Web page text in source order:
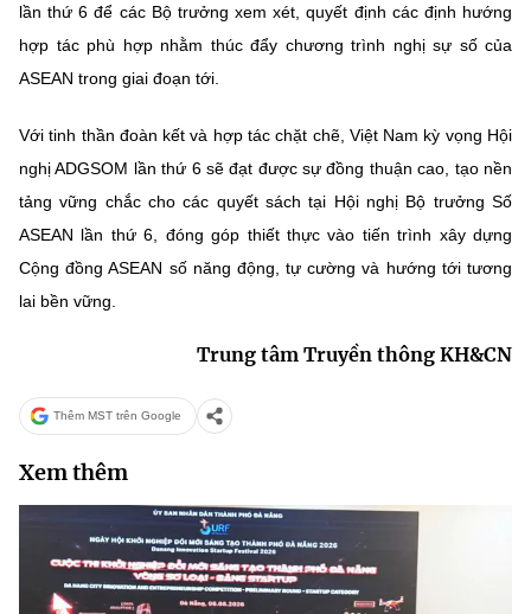
lần thứ 6 để các Bộ trưởng xem xét, quyết định các định hướng
hợp tác phù hợp nhằm thúc đẩy chương trình nghị sự số của
ASEAN trong giai đoạn tới.
Với tinh thần đoàn kết và hợp tác chặt chẽ, Việt Nam kỳ vọng Hội
nghị ADGSOM lần thứ 6 sẽ đạt được sự đồng thuận cao, tạo nền
tảng vững chắc cho các quyết sách tại Hội nghị Bộ trưởng Số
ASEAN lần thứ 6, đóng góp thiết thực vào tiến trình xây dựng
Cộng đồng ASEAN số năng động, tự cường và hướng tới tương
lai bền vững.
Trung tâm Truyền thông KH&CN
Thêm MST trên Google
Xem thêm